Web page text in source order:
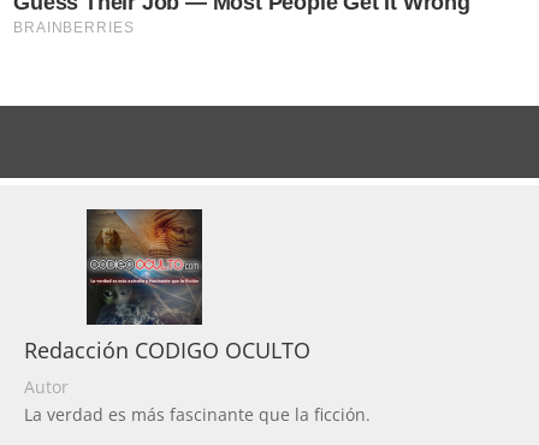
Redacción CODIGO OCULTO
Autor
La verdad es más fascinante que la ficción.